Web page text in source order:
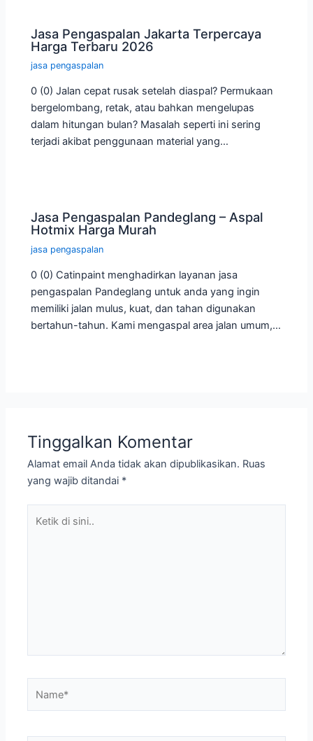
Jasa Pengaspalan Jakarta Terpercaya
Harga Terbaru 2026
jasa pengaspalan
0 (0) Jalan cepat rusak setelah diaspal? Permukaan
bergelombang, retak, atau bahkan mengelupas
dalam hitungan bulan? Masalah seperti ini sering
terjadi akibat penggunaan material yang…
Jasa Pengaspalan Pandeglang – Aspal
Hotmix Harga Murah
jasa pengaspalan
0 (0) Catinpaint menghadirkan layanan jasa
pengaspalan Pandeglang untuk anda yang ingin
memiliki jalan mulus, kuat, dan tahan digunakan
bertahun-tahun. Kami mengaspal area jalan umum,…
Tinggalkan Komentar
Alamat email Anda tidak akan dipublikasikan. Ruas
yang wajib ditandai *